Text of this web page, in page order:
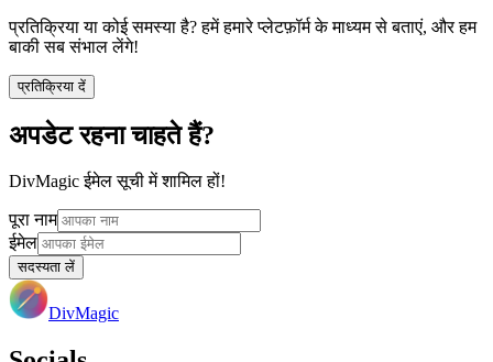
प्रतिक्रिया या कोई समस्या है? हमें हमारे प्लेटफ़ॉर्म के माध्यम से बताएं, और हम
बाकी सब संभाल लेंगे!
प्रतिक्रिया दें
अपडेट रहना चाहते हैं?
DivMagic ईमेल सूची में शामिल हों!
पूरा नाम
ईमेल
सदस्यता लें
DivMagic